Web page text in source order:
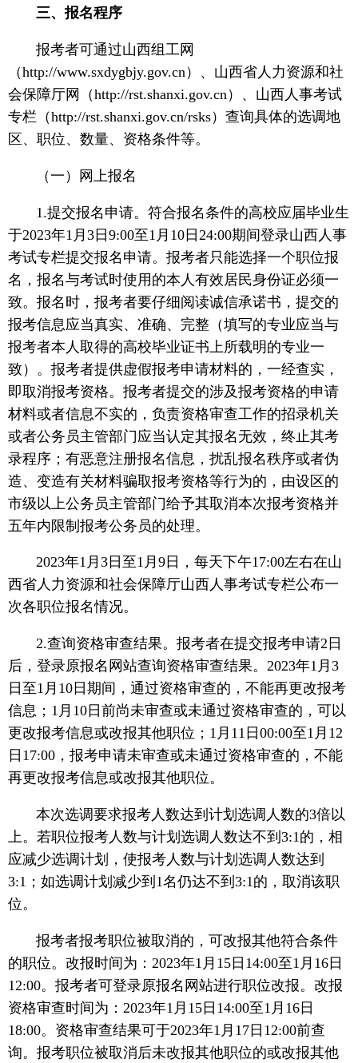
三、报名程序
报考者可通过山西组工网
（http://www.sxdygbjy.gov.cn）、山西省人力资源和社
会保障厅网（http://rst.shanxi.gov.cn）、山西人事考试
专栏（http://rst.shanxi.gov.cn/rsks）查询具体的选调地
区、职位、数量、资格条件等。
（一）网上报名
1.提交报名申请。符合报名条件的高校应届毕业生
于2023年1月3日9:00至1月10日24:00期间登录山西人事
考试专栏提交报名申请。报考者只能选择一个职位报
名，报名与考试时使用的本人有效居民身份证必须一
致。报名时，报考者要仔细阅读诚信承诺书，提交的
报考信息应当真实、准确、完整（填写的专业应当与
报考者本人取得的高校毕业证书上所载明的专业一
致）。报考者提供虚假报考申请材料的，一经查实，
即取消报考资格。报考者提交的涉及报考资格的申请
材料或者信息不实的，负责资格审查工作的招录机关
或者公务员主管部门应当认定其报名无效，终止其考
录程序；有恶意注册报名信息，扰乱报名秩序或者伪
造、变造有关材料骗取报考资格等行为的，由设区的
市级以上公务员主管部门给予其取消本次报考资格并
五年内限制报考公务员的处理。
2023年1月3日至1月9日，每天下午17:00左右在山
西省人力资源和社会保障厅山西人事考试专栏公布一
次各职位报名情况。
2.查询资格审查结果。报考者在提交报考申请2日
后，登录原报名网站查询资格审查结果。2023年1月3
日至1月10日期间，通过资格审查的，不能再更改报考
信息；1月10日前尚未审查或未通过资格审查的，可以
更改报考信息或改报其他职位；1月11日00:00至1月12
日17:00，报考申请未审查或未通过资格审查的，不能
再更改报考信息或改报其他职位。
本次选调要求报考人数达到计划选调人数的3倍以
上。若职位报考人数与计划选调人数达不到3:1的，相
应减少选调计划，使报考人数与计划选调人数达到
3:1；如选调计划减少到1名仍达不到3:1的，取消该职
位。
报考者报考职位被取消的，可改报其他符合条件
的职位。改报时间为：2023年1月15日14:00至1月16日
12:00。报考者可登录原报名网站进行职位改报。改报
资格审查时间为：2023年1月15日14:00至1月16日
18:00。资格审查结果可于2023年1月17日12:00前查
询。报考职位被取消后未改报其他职位的或改报其他